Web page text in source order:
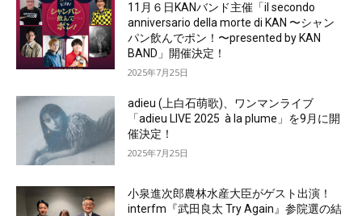
11月６日KANバンド主催「il secondo
anniversario della morte di KAN 〜シャン
パン飲んでポン！〜presented by KAN
BAND」開催決定！
2025年7月25日
adieu (上白石萌歌)、ワンマンライブ
「adieu LIVE 2025 à la plume」を9月に開
催決定！
2025年7月25日
小泉進次郎農林水産大臣がゲスト出演！
interfm『武田良太 Try Again』参院選の結